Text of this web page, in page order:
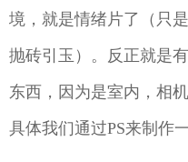
境，就是情绪片了（只
抛砖引玉）。反正就是
东西，因为是室内，相
具体我们通过PS来制作